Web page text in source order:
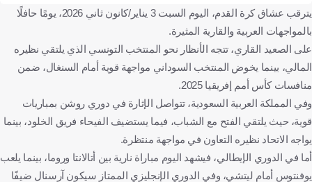
يترقب عشاق كرة القدم، اليوم السبت 3 يناير/كانون ثاني 2026، يومًا حافلًا
بالمواجهات العربية والقارية المثيرة.
على الصعيد القاري، تتجه الأنظار نحو المنتخب التونسي الذي يلتقي نظيره
المالي، بينما يخوض المنتخب السوداني مواجهة قوية أمام السنغال، ضمن
منافسات كأس أمم إفريقيا 2025.
وفي المملكة العربية السعودية، تتواصل الإثارة في دوري روشن بمباريات
قوية، حيث يلتقي الفتح مع الشباب، فيما يستضيف الفيحاء فريق الخلود، بينما
يواجه الاتحاد نظيره التعاون في مواجهة منتظرة.
أما في الدوري الإيطالي، فيشهد اليوم مباراة نارية بين أتالانتا وروما، بينما يلعب
يوفنتوس أمام ليتشي، وفي الدوري الإنجليزي الممتاز سيكون آرسنال ضيفًا